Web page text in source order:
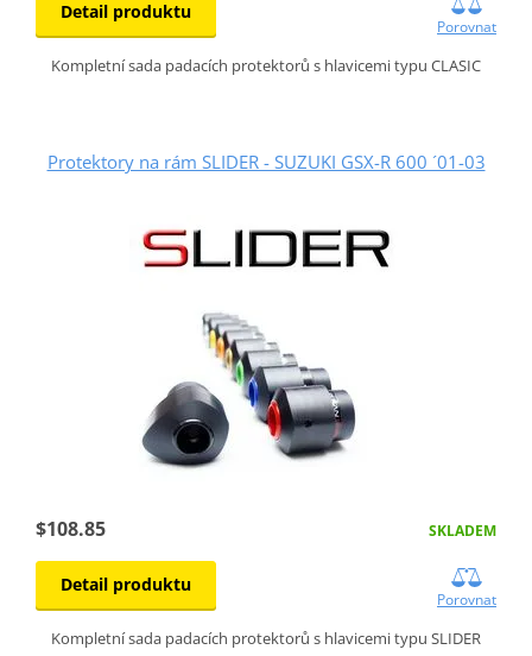
Detail produktu
Porovnat
Kompletní sada padacích protektorů s hlavicemi typu CLASIC
Protektory na rám SLIDER - SUZUKI GSX-R 600 ´01-03
$108.85 SKLADEM
Detail produktu
Porovnat
Kompletní sada padacích protektorů s hlavicemi typu SLIDER